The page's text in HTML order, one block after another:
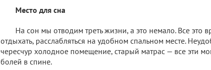
Место для сна
На сон мы отводим треть жизни, а это немало. Все это
отдыхать, расслабляться на удобном спальном месте.
чересчур холодное помещение, старый матрас — все эти
болей в спине.